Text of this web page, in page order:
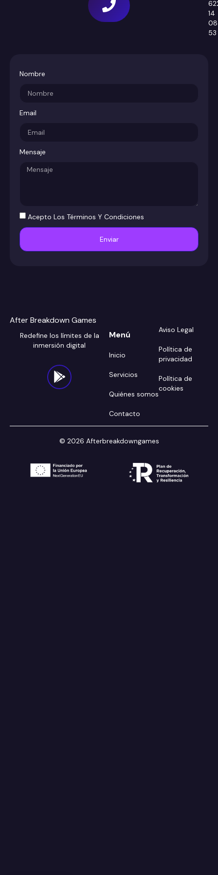
14
08
53
Nombre
Email
Mensaje
Acepto Los Términos Y Condiciones
Enviar
After Breakdown Games
Redefine los límites de la
inmersión digital
Menú
Inicio
Servicios
Quiénes somos
Contacto
Aviso Legal
Política de
privacidad
Política de
cookies
© 2026 Afterbreakdowngames